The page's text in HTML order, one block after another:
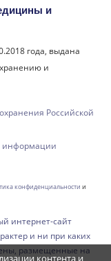
и
года, выдана
и
Российской
информации
конфиденциальности и
интернет-сайт
и ни при каких
размещенные на
контента и